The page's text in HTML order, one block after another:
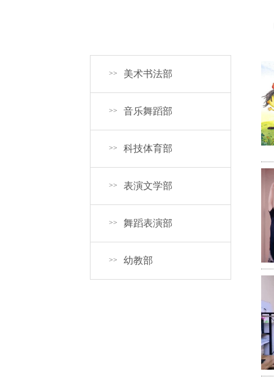
>> 美术书法部
>> 音乐舞蹈部
>> 科技体育部
>> 表演文学部
>> 舞蹈表演部
>> 幼教部